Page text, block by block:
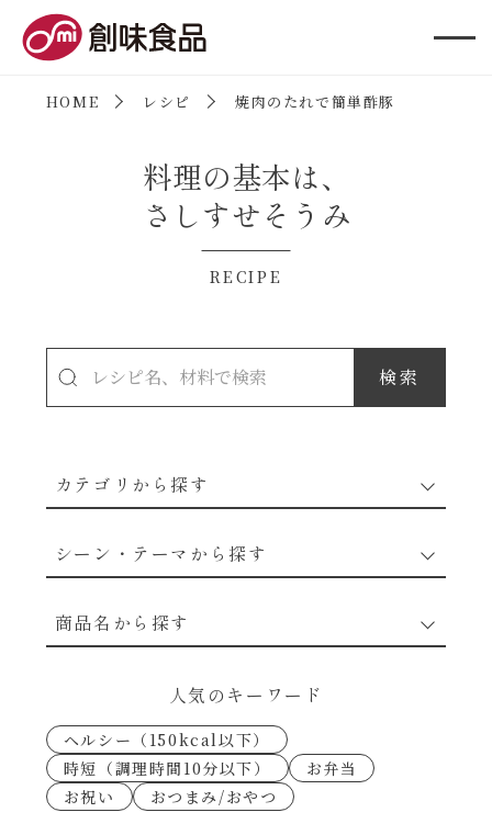
HOME レシピ 焼肉のたれで簡単酢豚
料理の基本は、
さしすせそうみ
RECIPE
カテゴリから探す
穀物類のレシピ
シーン・テーマから探す
なんでも南蛮
考えるな、二代目で炒めろ！～○○の炒め物
商品名から探す
あえるハコネーゼトマトバジル
あえるハコネーゼ高菜
人気のキーワード
ヘルシー（150kcal以下）
時短（調理時間10分以下）
お弁当
お祝い
おつまみ/おやつ